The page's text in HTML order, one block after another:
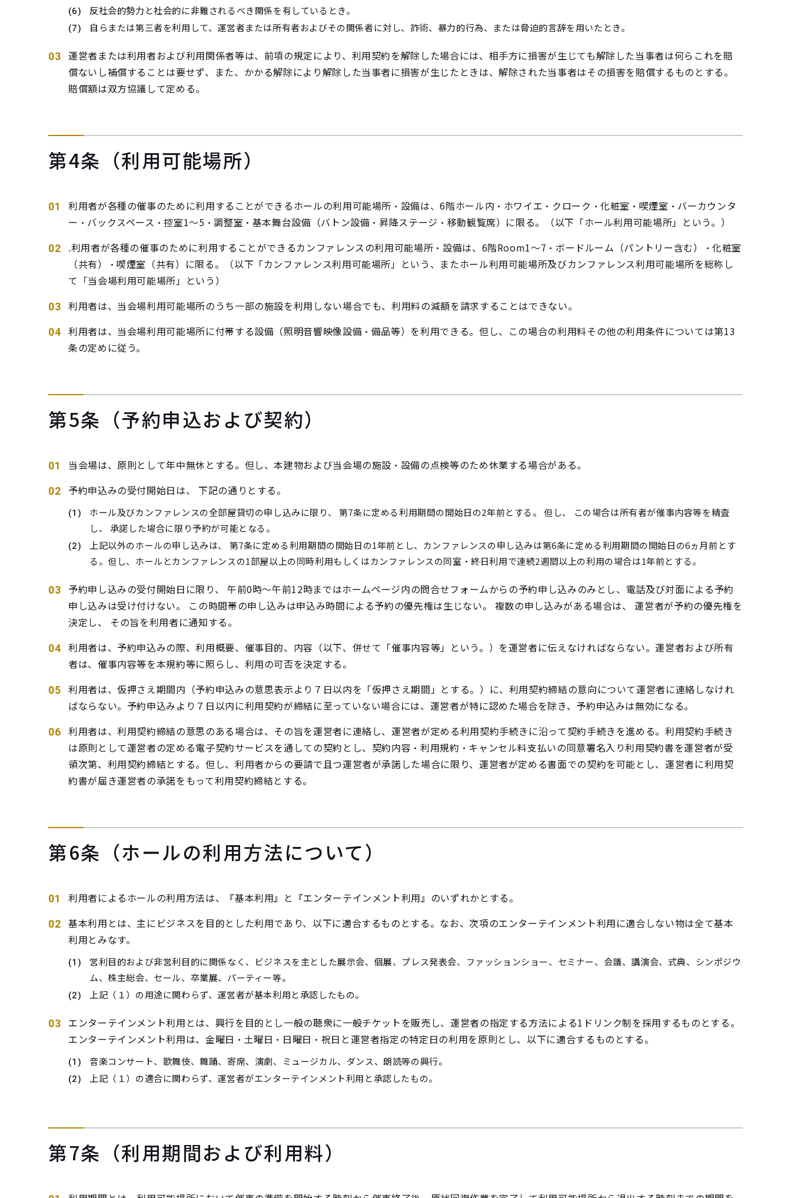
反社会的勢力と社会的に非難されるべき関係を有しているとき。
自らまたは第三者を利用して、運営者または所有者およびその関係者に対し、詐術、暴力的行為、または脅迫的言辞を用いたとき。
運営者または利用者および利用関係者等は、前項の規定により、利用契約を解除した場合には、相手方に損害が生じても解除した当事者は何らこれを賠
償ないし補償することは要せず、また、かかる解除により解除した当事者に損害が生じたときは、解除された当事者はその損害を賠償するものとする。
賠償額は双方協議して定める。
第4条（利用可能場所）
利用者が各種の催事のために利用することができるホールの利用可能場所・設備は、6階ホール内・ホワイエ・クローク・化粧室・喫煙室・バーカウンタ
ー・バックスペース・控室1～5・調整室・基本舞台設備（バトン設備・昇降ステージ・移動観覧席）に限る。（以下「ホール利用可能場所」という。）
.利用者が各種の催事のために利用することができるカンファレンスの利用可能場所・設備は、6階Room1～7・ボードルーム（パントリー含む）・化粧室
（共有）・喫煙室（共有）に限る。（以下「カンファレンス利用可能場所」という、またホール利用可能場所及びカンファレンス利用可能場所を総称し
て「当会場利用可能場所」という）
利用者は、当会場利用可能場所のうち一部の施設を利用しない場合でも、利用料の減額を請求することはできない。
利用者は、当会場利用可能場所に付帯する設備（照明音響映像設備・備品等）を利用できる。但し、この場合の利用料その他の利用条件については第13
条の定めに従う。
第5条（予約申込および契約）
当会場は、原則として年中無休とする。但し、本建物および当会場の施設・設備の点検等のため休業する場合がある。
予約申込みの受付開始日は、 下記の通りとする。
ホール及びカンファレンスの全部屋貸切の申し込みに限り、 第7条に定める利用期間の開始日の2年前とする。 但し、 この場合は所有者が催事内容等を精査
し、 承諾した場合に限り予約が可能となる。
上記以外のホールの申し込みは、 第7条に定める利用期間の開始日の1年前とし、カンファレンスの申し込みは第6条に定める利用期間の開始日の6ヵ月前とす
る。但し、ホールとカンファレンスの1部屋以上の同時利用もしくはカンファレンスの同室・終日利用で連続2週間以上の利用の場合は1年前とする。
予約申し込みの受付開始日に限り、 午前0時～午前12時まではホームページ内の問合せフォームからの予約申し込みのみとし、電話及び対面による予約
申し込みは受け付けない。 この時間帯の申し込みは申込み時間による予約の優先権は生じない。 複数の申し込みがある場合は、 運営者が予約の優先権を
決定し、 その旨を利用者に通知する。
利用者は、予約申込みの際、利用概要、催事目的、内容（以下、併せて「催事内容等」という。）を運営者に伝えなければならない。運営者および所有
者は、催事内容等を本規約等に照らし、利用の可否を決定する。
利用者は、仮押さえ期間内（予約申込みの意思表示より７日以内を「仮押さえ期間」とする。）に、利用契約締結の意向について運営者に連絡しなけれ
ばならない。予約申込みより７日以内に利用契約が締結に至っていない場合には、運営者が特に認めた場合を除き、予約申込みは無効になる。
利用者は、利用契約締結の意思のある場合は、その旨を運営者に連絡し、運営者が定める利用契約手続きに沿って契約手続きを進める。利用契約手続き
は原則として運営者の定める電子契約サービスを通しての契約とし、契約内容・利用規約・キャンセル料支払いの同意署名入り利用契約書を運営者が受
領次第、利用契約締結とする。但し、利用者からの要請で且つ運営者が承諾した場合に限り、運営者が定める書面での契約を可能とし、運営者に利用契
約書が届き運営者の承諾をもって利用契約締結とする。
第6条（ホールの利用方法について）
利用者によるホールの利用方法は、『基本利用』と『エンターテインメント利用』のいずれかとする。
基本利用とは、主にビジネスを目的とした利用であり、以下に適合するものとする。なお、次項のエンターテインメント利用に適合しない物は全て基本
利用とみなす。
営利目的および非営利目的に関係なく、ビジネスを主とした展示会、個展、プレス発表会、ファッションショー、セミナー、会議、講演会、式典、シンポジウ
ム、株主総会、セール、卒業展、パーティー等。
上記（１）の用途に関わらず、運営者が基本利用と承認したもの。
エンターテインメント利用とは、興行を目的とし一般の聴衆に一般チケットを販売し、運営者の指定する方法による1ドリンク制を採用するものとする。
エンターテインメント利用は、金曜日・土曜日・日曜日・祝日と運営者指定の特定日の利用を原則とし、以下に適合するものとする。
音楽コンサート、歌舞伎、舞踊、寄席、演劇、ミュージカル、ダンス、朗読等の興行。
上記（１）の適合に関わらず、運営者がエンターテインメント利用と承認したもの。
第7条（利用期間および利用料）